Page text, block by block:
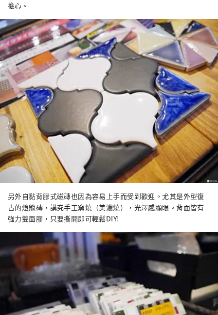
擔心。
另外自黏背膠式磁磚也因為容易上手而受到歡迎。尤其是外型復
古的燈籠磚，講究手工窯燒（美濃燒），光澤感顯眼。背面皆有
強力雙面膠，只要撕開即可輕鬆DIY!